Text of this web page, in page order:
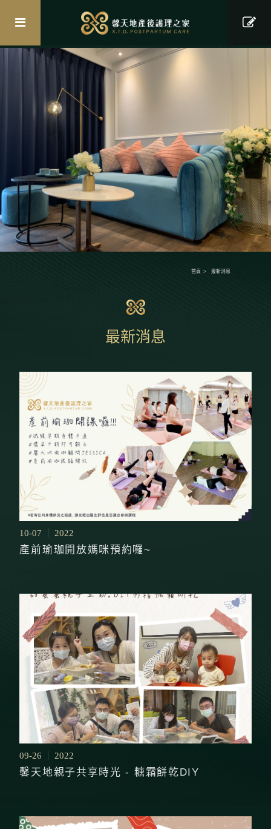
首頁 最新消息
最新消息
10-07 2022
產前瑜珈開放媽咪預約囉~
09-26 2022
馨天地親子共享時光 - 糖霜餅乾DIY